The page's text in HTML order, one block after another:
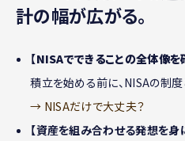
計の幅が広がる。
【NISAでできることの全体像を
積立を始める前に、NISAの制
→ NISAだけで大丈夫？
【資産を組み合わせる発想を身